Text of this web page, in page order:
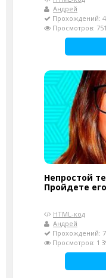
Андрей
Прохождений:
Просмотров:
Непростой
Пройдете
HTML-код
Андрей
Прохождений:
Просмотров: 1